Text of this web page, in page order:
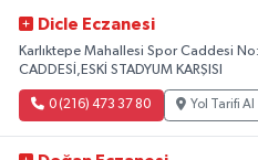
Dicle Eczanesi
Karlıktepe Mahallesi Spor Caddesi
CADDESİ,ESKİ STADYUM KARŞISI
0 (216) 473 37 80 Yol Tarifi Al